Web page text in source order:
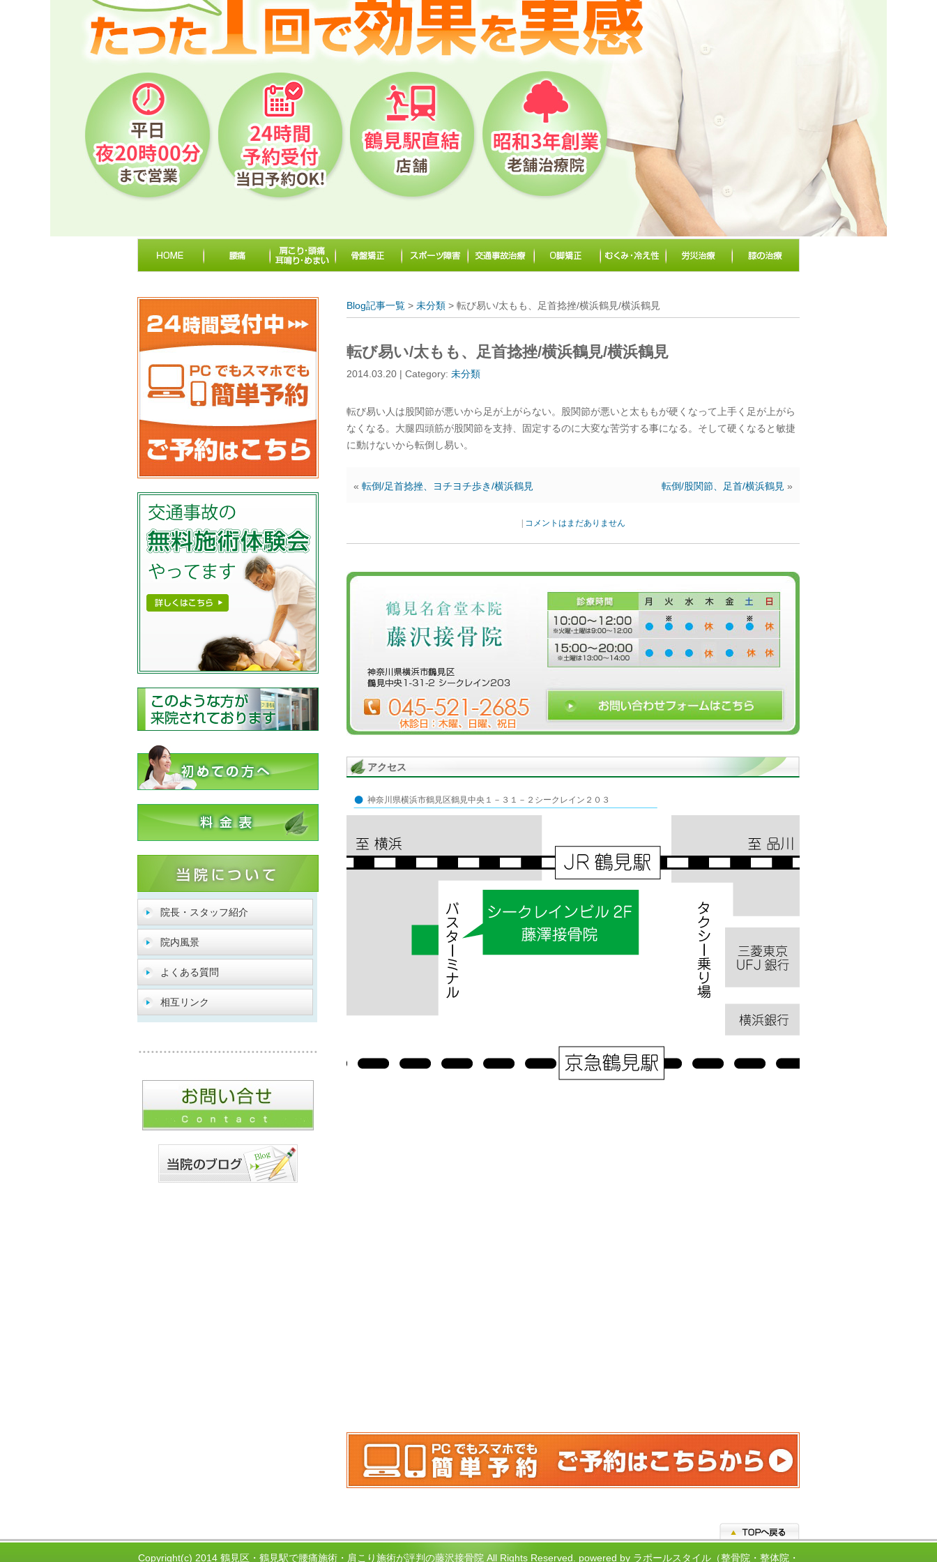
院長・スタッフ紹介
院内風景
よくある質問
相互リンク
Blog記事一覧 > 未分類 > 転び易い/太もも、足首捻挫/横浜鶴見/横浜鶴見
転び易い/太もも、足首捻挫/横浜鶴見/横浜鶴見
2014.03.20 | Category: 未分類
転び易い人は股関節が悪いから足が上がらない。股関節が悪いと太ももが硬くなって上手く足が上がら
なくなる。大腿四頭筋が股関節を支持、固定するのに大変な苦労する事になる。そして硬くなると敏捷
に動けないから転倒し易い。
転倒/股関節、足首/横浜鶴見 »
« 転倒/足首捻挫、ヨチヨチ歩き/横浜鶴見
コメントはまだありません
アクセス
神奈川県横浜市鶴見区鶴見中央１－３１－２シークレイン２０３
Copyright(c) 2014 鶴見区・鶴見駅で腰痛施術・肩こり施術が評判の藤沢接骨院 All Rights Reserved. powered by ラポールスタイル（整骨院・整体院・